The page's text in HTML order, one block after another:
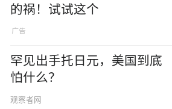
的祸！试试这个
罕见出手托日元，美国到底
怕什么？
观察者网